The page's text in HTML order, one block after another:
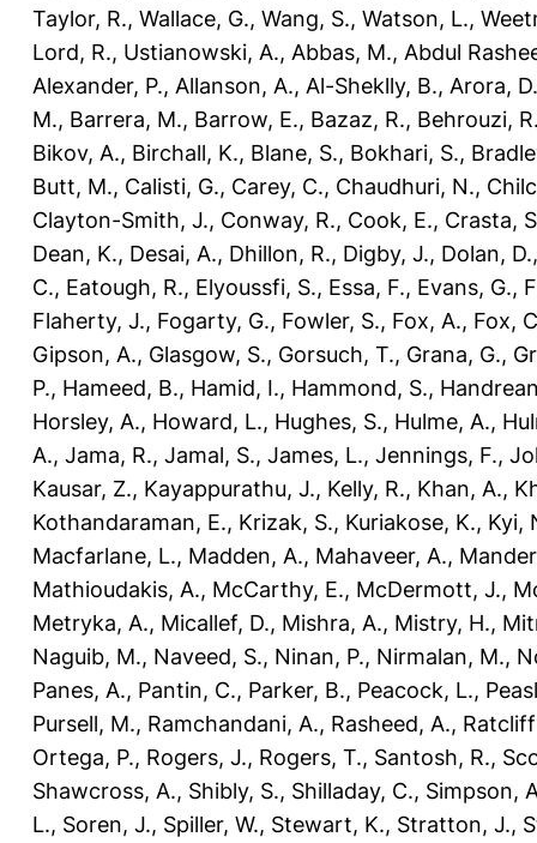
Taylor, R., Wallace, G., Wang, S., Watson, L.,
Lord, R., Ustianowski, A., Abbas, M., Abdul
Alexander, P., Allanson, A., Al-Sheklly, B., Arora, D.
M., Barrera, M., Barrow, E., Bazaz, R., Behrouzi,
Bikov, A., Birchall, K., Blane, S., Bokhari, S.,
Butt, M., Calisti, G., Carey, C., Chaudhuri, N.,
Clayton-Smith, J., Conway, R., Cook, E., Crasta,
Dean, K., Desai, A., Dhillon, R., Digby, J., Dolan, D.
C., Eatough, R., Elyoussfi, S., Essa, F., Evans, G.,
Flaherty, J., Fogarty, G., Fowler, S., Fox, A., Fox,
Gipson, A., Glasgow, S., Gorsuch, T., Grana, G.,
P., Hameed, B., Hamid, I., Hammond, S.,
Horsley, A., Howard, L., Hughes, S., Hulme, A.,
A., Jama, R., Jamal, S., James, L., Jennings, F.,
Kausar, Z., Kayappurathu, J., Kelly, R., Khan, A.,
Kothandaraman, E., Krizak, S., Kuriakose, K., Kyi,
Macfarlane, L., Madden, A., Mahaveer, A.,
Mathioudakis, A., McCarthy, E., McDermott, J.,
Metryka, A., Micallef, D., Mishra, A., Mistry, H.,
Naguib, M., Naveed, S., Ninan, P., Nirmalan, M.,
Panes, A., Pantin, C., Parker, B., Peacock, L.,
Pursell, M., Ramchandani, A., Rasheed, A.,
Ortega, P., Rogers, J., Rogers, T., Santosh, R.,
Shawcross, A., Shibly, S., Shilladay, C., Simpson,
L., Soren, J., Spiller, W., Stewart, K., Stratton, J.,